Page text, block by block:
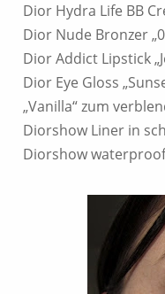
Dior Hydra Life BB
Dior Nude Bronzer
Dior Addict Lipstick
Dior Eye Gloss
„Vanilla“ zum
Diorshow Liner in
Diorshow